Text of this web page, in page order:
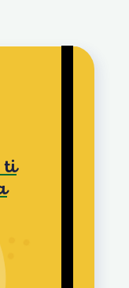
ti